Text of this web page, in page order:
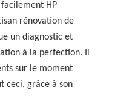
HP
rénovation de
un diagnostic et
à la perfection. Il
sur le moment
ceci, grâce à son